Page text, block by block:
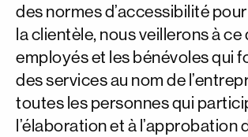
des normes d’accessibilité
la clientèle, nous veillerons à ce
employés et les bénévoles qui
des services au nom de
toutes les personnes qui
l’élaboration et à l’approbation